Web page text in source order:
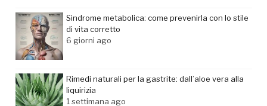
Sindrome metabolica: come prevenirla con lo stile
di vita corretto
6 giorni ago
Rimedi naturali per la gastrite: dall’aloe vera alla
liquirizia
1 settimana ago